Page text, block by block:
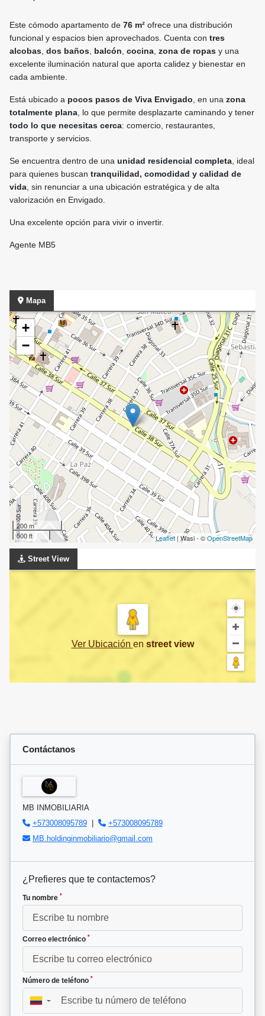
Este cómodo apartamento de 76 m² ofrece una distribución
funcional y espacios bien aprovechados. Cuenta con tres
alcobas dos baños balcón cocina zona de ropas y una
excelente iluminación natural que aporta calidez y bienestar en
cada ambiente.
Está ubicado a pocos pasos de Viva Envigado , en una zona
totalmente plana , lo que permite desplazarte caminando y tener
todo lo que necesitas cerca: comercio, restaurantes,
transporte y servicios.
Se encuentra dentro de una unidad residencial completa , ideal
para quienes buscan tranquilidad, comodidad y calidad de
vida , sin renunciar a una ubicación estratégica y de alta
valorización en Envigado.
Una excelente opción para vivir o invertir.
Agente MB5
Mapa
+
−
200 m
500 ft
Leaflet| Wasi - ©OpenStreetMap
Street View
Ver Ubicación en street view
Contáctanos
MB INMOBILIARIA
+573008095789 |
+573008095789
MB.holdinginmobiliario@gmail.com
¿Prefieres que te contactemos?
Tu nombre *
Correo electrónico *
Número de teléfono *
▼